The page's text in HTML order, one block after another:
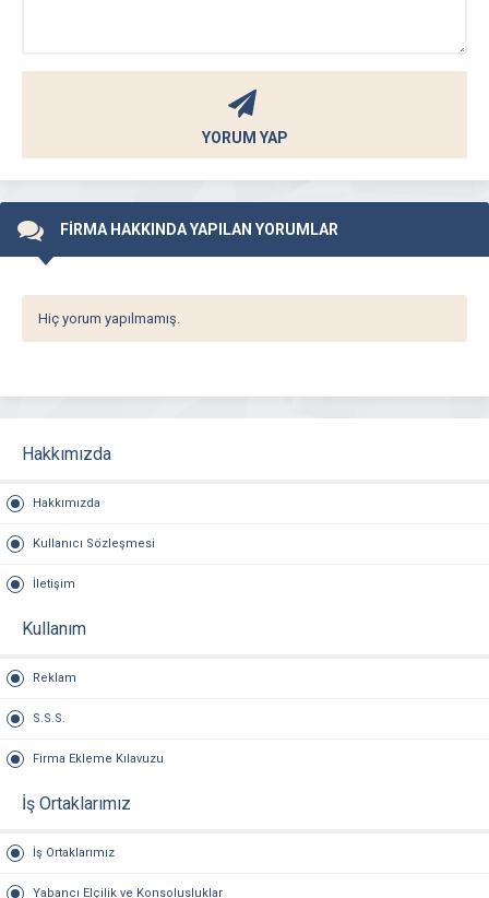
YORUM YAP
FİRMA HAKKINDA YAPILAN YORUMLAR
Hiç yorum yapılmamış.
Hakkımızda
Hakkımızda
Kullanıcı Sözleşmesi
İletişim
Kullanım
Reklam
S.S.S.
Firma Ekleme Kılavuzu
İş Ortaklarımız
İş Ortaklarımız
Yabancı Elçilik ve Konsolusluklar